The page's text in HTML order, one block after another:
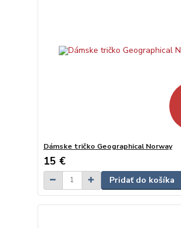
Dámske tričko Geographical Norway
15 €
Pridať do košíka